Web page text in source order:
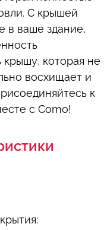
С крышей
в ваше здание,
крышу, которая не
восхищает и
к
с Como!
: